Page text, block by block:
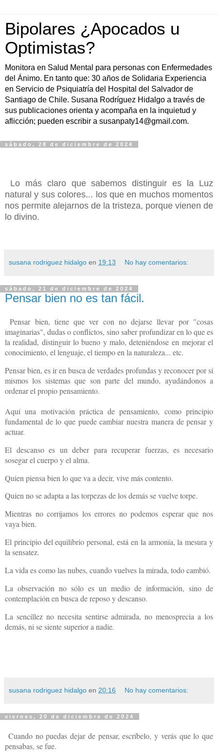
Bipolares ¿Apocados u
Optimistas?
Monitora en Salud Mental para personas con Enfermedades
del Ánimo. En tanto que: 30 años de Solidaria Experiencia
en Servicio de Psiquiatría del Hospital del Salvador de
Santiago de Chile. Susana Rodríguez Hidalgo a través de
sus publicaciones orienta y acompaña en la inquietud y
aflicción; pueden escribir a susanpaty14@gmail.com.
sábado, 28 de diciembre de 2024
Lo más claro que sabemos distinguir es la Luz
natural y sus colores... los que en muchos momentos
nos permite alejarnos de la tristeza, porque vienen de
lo divino.
susana rodriguez hidalgo en 19:13 No hay comentarios:
sábado, 21 de diciembre de 2024
Pensar bien no es tan fácil.
Pensar bien, tiene que ver con no dejarse llevar por "cosas
imaginarias", dudas o conflictos, sino saber profundizar en lo que es
la realidad, distinguir lo bueno y malo, deteniéndose en mejorar el
conocimiento, el lenguaje, el tiempo en la naturaleza... etc.
Pensar bien, es ir en busca de verdades profundas y reconocer por sí
mismos los sistemas que son parte del mundo, ayudándonos a
ordenar el propio pensamiento.
Aquí una motivación práctica de pensamiento, como principio
fundamental de lo que puede cambiar nuestra manera de pensar y
actuar.
El descanso es un deber para recuperar fuerzas, es necesario
sosegar el cuerpo y el alma.
Quien piensa bien lo que va a decir, vive más contento.
Quien no se adapta a las torpezas de los demás se vuelve torpe.
Mientras no corrijamos los errores no podemos esperar que nos
vaya bien.
El principio del equilibrio personal, está en la armonía, la mesura y
la sensatez.
La vida es como las nubes, cuando vuelves la mirada, todo cambió.
La observación no sólo es un medio de información, sino de
contemplación en busca de reposo y descanso.
La sencillez no necesita sentirse admirada, no menosprecia a los
demás, ni se siente superior a nadie.
susana rodriguez hidalgo en 20:16 No hay comentarios:
viernes, 20 de diciembre de 2024
Cuando no puedas dejar de pensar, escríbelo, y verás que lo que
pensabas, se fue.